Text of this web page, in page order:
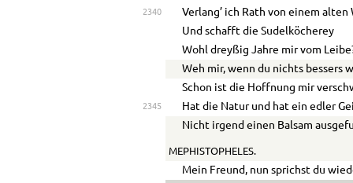
2340
Verlang’ ich Rath von einem alten
Und schafft die Sudelköcherey
Wohl dreyßig Jahre mir vom
Weh mir, wenn du nichts bessers
Schon ist die Hoffnung mir
2345
Hat die Natur und hat ein edler
Nicht irgend einen Balsam
MEPHISTOPHELES.
Mein Freund, nun sprichst du